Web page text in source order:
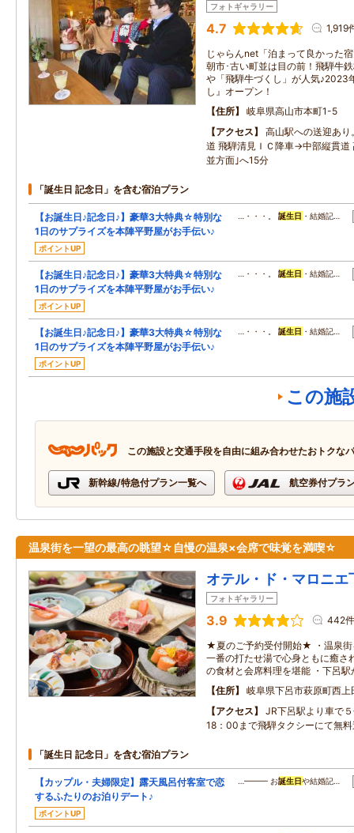
フォトギャラリー
4.7 1,919
じゃらんnet「泊まって良かった
朝市･古い町並は目の前！飛騨牛
や「飛騨牛づくし」が人気♪2023
し』オープン！
住所
岐阜県高山市本町1-5
アクセス
高山駅への送迎あ
道 飛騨清見ＩＣ降車→中部縦貫道
並方面｣へ15分
「誕生日 記念日」を含む宿泊プラン
【お誕生日♪記念日♪】豪華3大特典☆特別な
1日のサプライズを本陣平野屋がお手伝い♪
ポイントUP
…・・・。誕生日 ・結婚記…
【お誕生日♪記念日♪】豪華3大特典☆特別な
1日のサプライズを本陣平野屋がお手伝い♪
ポイントUP
…・・・。誕生日 ・結婚記…
【お誕生日♪記念日♪】豪華3大特典☆特別な
1日のサプライズを本陣平野屋がお手伝い♪
ポイントUP
…・・・。誕生日 ・結婚記…
この施
この施設と交通手段を自由に組み合わせたおトクな
新幹線/特急付プラン一覧へ 航空券付プラ
温泉街を一望の最高の眺望☆自慢の温泉×会席で味覚を満喫☆
オテル・ド・マロニエ
フォトギャラリー
3.9 442件
★夏のご予約受付開始★ ・温泉街
一番の打たせ湯で心身ともに癒さ
の食材と会席料理を堪能 ・下呂
住所
岐阜県下呂市萩原町西
アクセス
JR下呂駅より車で
18：00まで飛騨タクシーにて無
「誕生日 記念日」を含む宿泊プラン
【カップル・夫婦限定】露天風呂付客室で恋
するふたりのお泊りデート♪
ポイントUP
…━━━ お誕生日や結婚記…